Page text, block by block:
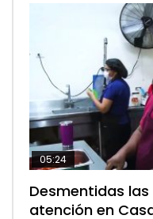
05:24
Desmentidas
atención en
04:28
Desmentidas
atención en
05:48
Desmentidas
atención en